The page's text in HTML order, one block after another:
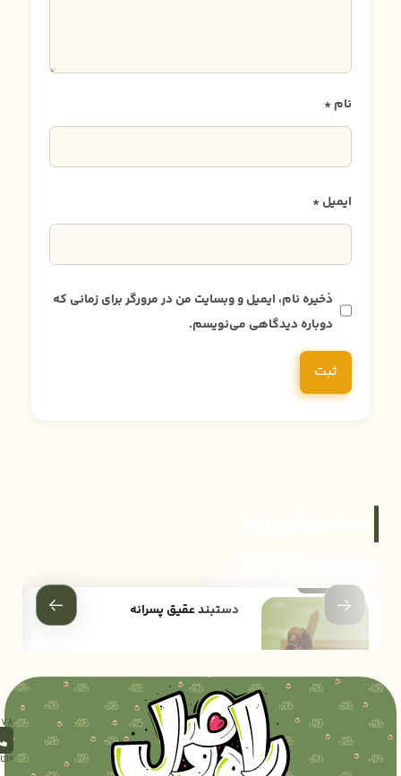
نام*
ایمیل*
ذخیره نام، ایمیل و وبسایت من در مرورگر برای زمانی که
دوباره دیدگاهی می‌نویسم.
دستبند عقیق پسرانه
تومان
12تا18)